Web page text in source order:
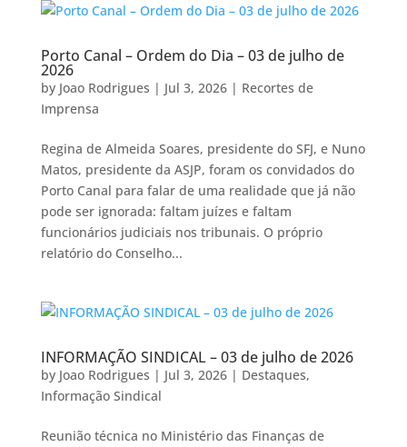
Porto Canal – Ordem do Dia – 03 de julho de
2026
by Joao Rodrigues | Jul 3, 2026| Recortes de
Imprensa
Regina de Almeida Soares, presidente do SFJ, e Nuno
Matos, presidente da ASJP, foram os convidados do
Porto Canal para falar de uma realidade que já não
pode ser ignorada: faltam juízes e faltam
funcionários judiciais nos tribunais. O próprio
relatório do Conselho...
INFORMAÇÃO SINDICAL – 03 de julho de 2026
by Joao Rodrigues | Jul 3, 2026| Destaques,
Informação Sindical
Reunião técnica no Ministério das Finanças de